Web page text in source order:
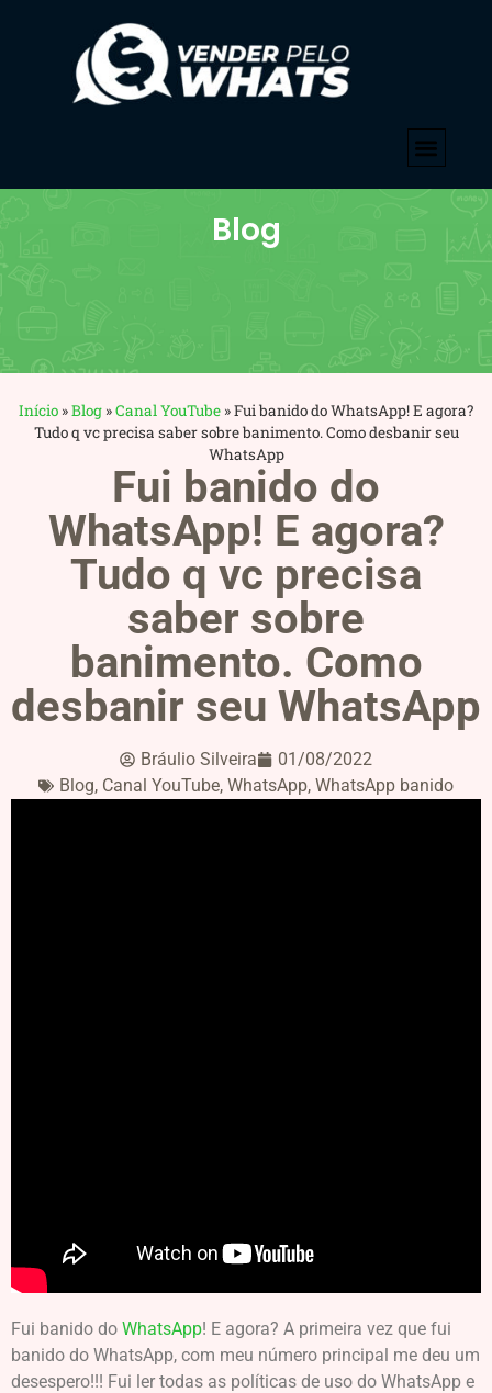
Blog
Início »Blog »Canal YouTube »Fui banido do WhatsApp! E agora?
Tudo q vc precisa saber sobre banimento. Como desbanir seu
WhatsApp
Fui banido do
WhatsApp! E agora?
Tudo q vc precisa
saber sobre
banimento. Como
desbanir seu WhatsApp
Bráulio Silveira
01/08/2022
Blog, Canal YouTube, WhatsApp, WhatsApp banido
Fui banido do WhatsApp! E agora? A primeira vez que fui
banido do WhatsApp, com meu número principal me deu um
desespero!!! Fui ler todas as políticas de uso do WhatsApp e